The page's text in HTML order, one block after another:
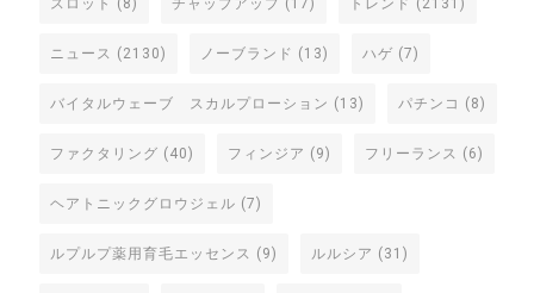
スロット (8) チャップアップ (17) トレンド (2131)
ニュース (2130) ノーブランド (13) ハゲ (7)
バイタルウェーブ スカルプローション (13) パチンコ (8)
ファクタリング (40) フィンジア (9) フリーランス (6)
ヘアトニックグロウジェル (7)
ルプルプ薬用育毛エッセンス (9) ルルシア (31)